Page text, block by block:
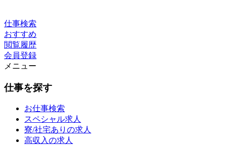
仕事検索
おすすめ
閲覧履歴
会員登録
メニュー
仕事を探す
お仕事検索
スペシャル求人
寮/社宅ありの求人
高収入の求人